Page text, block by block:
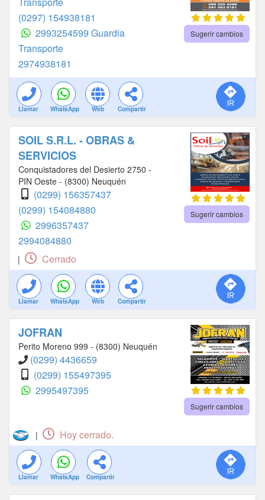
(0297) 154938181
2993254599 Guardia
Transporte
2974938181
Sugerir cambios
Llamar WhatsApp Web Compartir
SOIL S.R.L. - OBRAS &
SERVICIOS
Conquistadores del Desierto 2750 -
PIN Oeste - (8300) Neuquén
(0299) 156357437
(0299) 154084880
2996357437
2994084880
Sugerir cambios
| Cerrado
Llamar WhatsApp Web Compartir
JOFRAN
Perito Moreno 999 - (8300) Neuquén
(0299) 4436659
(0299) 155497395
2995497395
Sugerir cambios
| Hoy cerrado.
Llamar WhatsApp Compartir